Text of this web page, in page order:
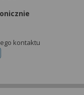
kontaktu
rejestracji